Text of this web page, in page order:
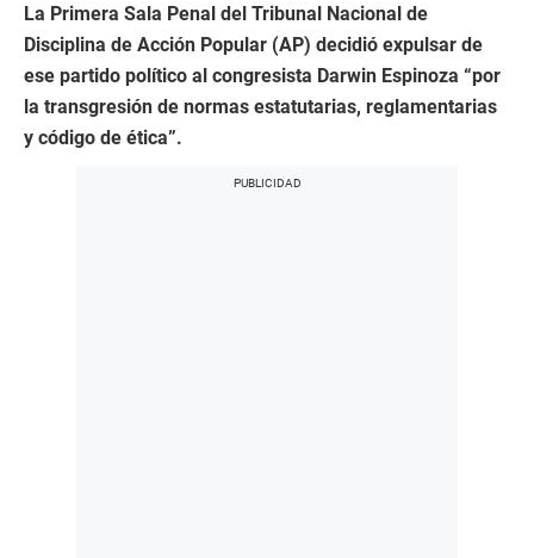
La Primera Sala Penal del Tribunal Nacional de
Disciplina de Acción Popular (AP) decidió expulsar de
ese partido político al congresista Darwin Espinoza “por
la transgresión de normas estatutarias, reglamentarias
y código de ética”.